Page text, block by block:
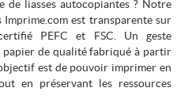
liasses autocopiantes ? Notre
est transparente sur
PEFC et FSC. Un geste
papier de qualité fabriqué à partir
est de pouvoir imprimer en
en préservant les ressources